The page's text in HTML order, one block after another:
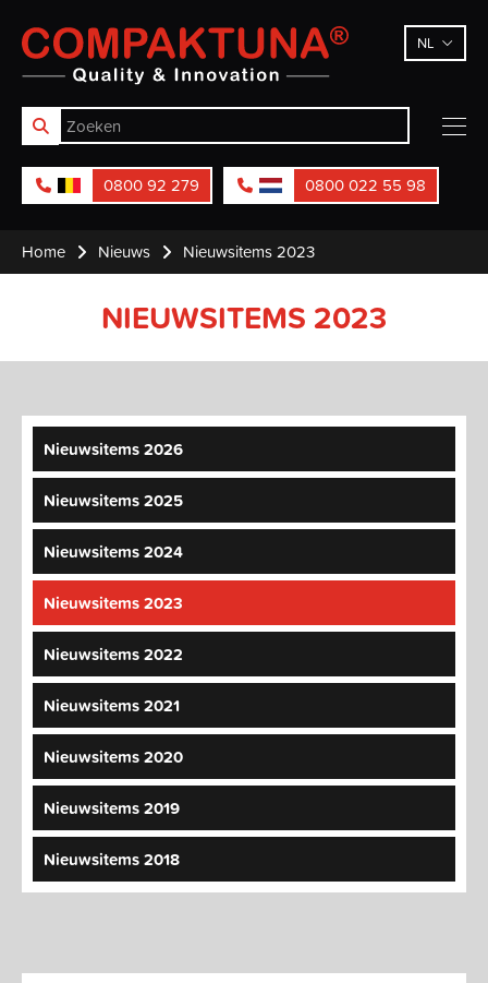
Compaktuna NL
0800 92 279 0800 022 55 98
Home Nieuws Nieuwsitems 2023
NIEUWSITEMS 2023
Nieuwsitems 2026
Nieuwsitems 2025
Nieuwsitems 2024
Nieuwsitems 2023
Nieuwsitems 2022
Nieuwsitems 2021
Nieuwsitems 2020
Nieuwsitems 2019
Nieuwsitems 2018